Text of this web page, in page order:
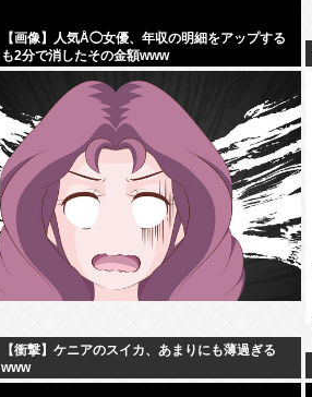
【画像】人気Å◯女優、年収の明細をアップする
も2分で消したその金額www
【衝撃】ケニアのスイカ、あまりにも薄過ぎる
www